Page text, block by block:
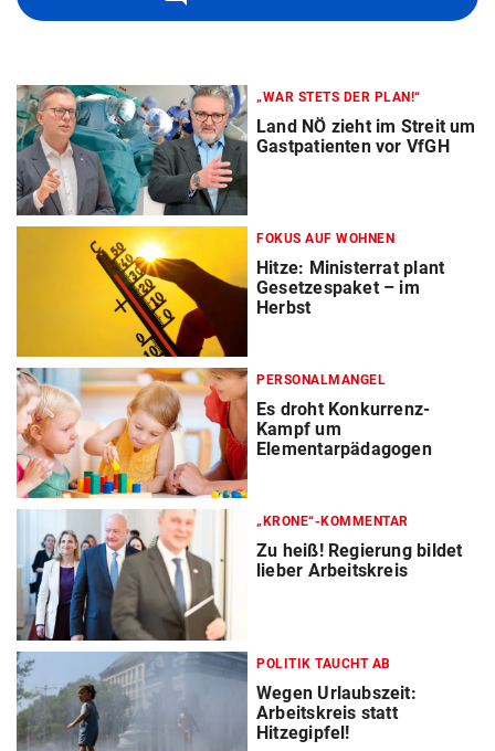
„WAR STETS DER PLAN!“
Land NÖ zieht im Streit um
Gastpatienten vor VfGH
FOKUS AUF WOHNEN
Hitze: Ministerrat plant
Gesetzespaket – im
Herbst
PERSONALMANGEL
Es droht Konkurrenz-
Kampf um
Elementarpädagogen
„KRONE“-KOMMENTAR
Zu heiß! Regierung bildet
lieber Arbeitskreis
POLITIK TAUCHT AB
Wegen Urlaubszeit:
Arbeitskreis statt
Hitzegipfel!